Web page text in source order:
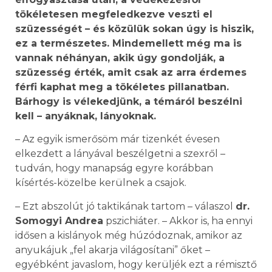
tökéletesen megfeledkezve veszti el
szüzességét – és közülük sokan úgy is hiszik,
ez a természetes. Mindemellett még ma is
vannak néhányan, akik úgy gondolják, a
szüzesség érték, amit csak az arra érdemes
férfi kaphat meg a tökéletes pillanatban.
Bárhogy is vélekedjünk, a témáról beszélni
kell – anyáknak, lányoknak.
– Az egyik ismerősöm már tizenkét évesen
elkezdett a lányával beszélgetni a szexről –
tudván, hogy manapság egyre korábban
kísértés-közelbe kerülnek a csajok.
– Ezt abszolút jó taktikának tartom – válaszol dr.
Somogyi Andrea pszichiáter. – Akkor is, ha ennyi
idősen a kislányok még húzódoznak, amikor az
anyukájuk „fel akarja világosítani” őket –
egyébként javaslom, hogy kerüljék ezt a rémisztő